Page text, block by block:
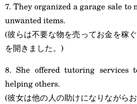
7. They organized a garage sale to
unwanted items.
(彼らは不要な物を売ってお金を稼
を開きました。)
8. She offered tutoring services
helping others.
(彼女は他の人の助けになりながら